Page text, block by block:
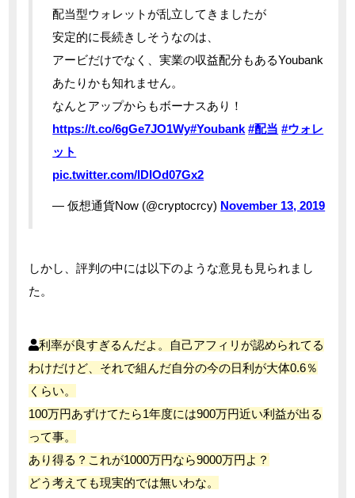
配当型ウォレットが乱立してきましたが
安定的に長続きしそうなのは、
アービだけでなく、実業の収益配分もあるYoubank
あたりかも知れません。
なんとアップからもボーナスあり！
https://t.co/6gGe7JO1Wy#Youbank #配当 #ウォレ
ット
pic.twitter.com/lDIOd07Gx2
— 仮想通貨Now (@cryptocrcy) November 13, 2019
しかし、評判の中には以下のような意見も見られまし
た。
利率が良すぎるんだよ。自己アフィリが認められてる
わけだけど、それで組んだ自分の今の日利が大体0.6％
くらい。
100万円あずけてたら1年度には900万円近い利益が出る
って事。
あり得る？これが1000万円なら9000万円よ？
どう考えても現実的では無いわな。